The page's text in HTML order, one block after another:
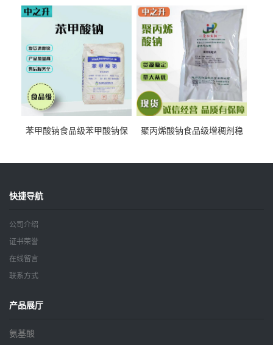
苯甲酸钠食品级苯甲酸钠保
聚丙烯酸钠食品级增稠剂稳
快捷导航
公司介绍
证书荣誉
在线留言
联系方式
产品展厅
氨基酸